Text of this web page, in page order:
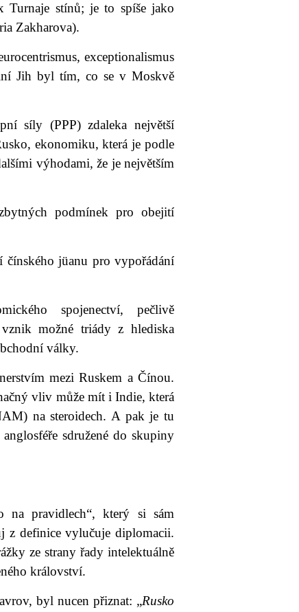
Turnaje stínů; je to spíše jako
Zakharova).
exceptionalismus
Jih byl tím, co se v Moskvě
síly (PPP) zdaleka největší
ekonomiku, která je podle
výhodami, že je největším
podmínek pro obejití
čínského jüanu pro vypořádání
spojenectví, pečlivě
možné triády z hlediska
války.
mezi Ruskem a Čínou.
vliv může mít i Indie, která
na steroidech. A pak je tu
sdružené do skupiny
na pravidlech“, který si sám
z definice vylučuje diplomacii.
ze strany řady intelektuálně
království.
byl nucen přiznat: „Rusko